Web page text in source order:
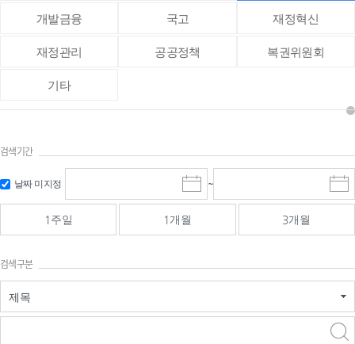
개발금융 국고 재정혁신
재정관리 공공정책 복권위원회
기타
검색기간
날짜 미지정
시
작
일
선
~
종
료
선
1주일 1개월 3개월
검색구분
제목